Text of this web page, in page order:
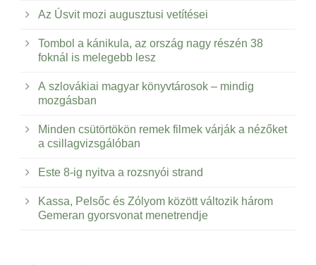
Az Úsvit mozi augusztusi vetítései
Tombol a kánikula, az ország nagy részén 38
foknál is melegebb lesz
A szlovákiai magyar könyvtárosok – mindig
mozgásban
Minden csütörtökön remek filmek várják a nézőket
a csillagvizsgálóban
Este 8-ig nyitva a rozsnyói strand
Kassa, Pelsőc és Zólyom között változik három
Gemeran gyorsvonat menetrendje